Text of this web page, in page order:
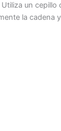
un cepillo
la cadena